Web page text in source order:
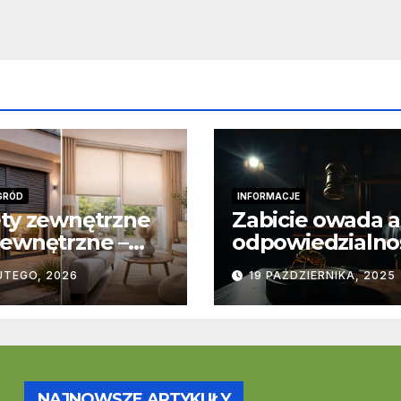
zewnętrzne
–
i
2026
INFORMACJE
Zabicie owada a
karna – jak
to w praktyce?
19 PAŹDZIERNIKA, 2025